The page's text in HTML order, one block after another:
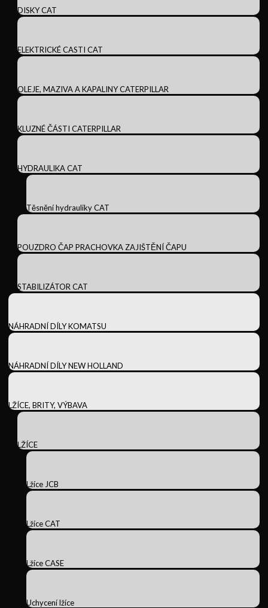
DISKY CAT
ELEKTRICKÉ CASTI CAT
OLEJE, MAZIVA A KAPALINY CATERPILLAR
KLUZNÉ ČÁSTI CATERPILLAR
HYDRAULIKA CAT
Těsnění hydrauliky CAT
POUZDRO ČAP PRACHOVKA ZAJIŠTĚNÍ ČAPU
STABILIZÁTOR CAT
NÁHRADNÍ DÍLY KOMATSU
NÁHRADNÍ DÍLY NEW HOLLAND
LŽÍCE, BRITY, VÝBAVA
LŽÍCE
Lžíce JCB
Lžíce CAT
Lžíce CASE
Uchycení lžíce